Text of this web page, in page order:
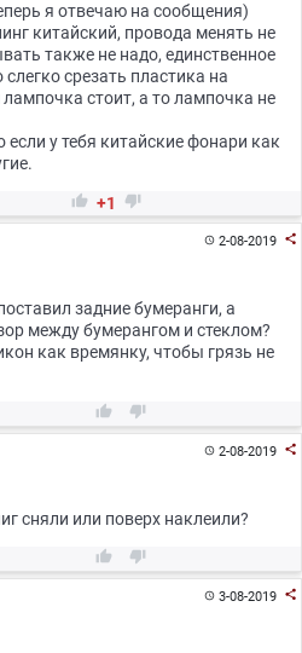
я отвечаю на сообщения)
китайский, провода менять не
также не надо, единственное
срезать пластика на
стоит, а то лампочка не
у тебя китайские фонари как
 +1 
2-08-2019 
задние бумеранги, а
между бумерангом и стеклом?
как времянку, чтобы грязь не
 
2-08-2019 
сняли или поверх наклеили?
 
3-08-2019 